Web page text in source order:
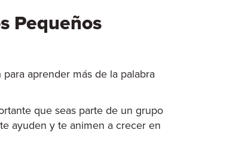
Pequeños
aprender más de la palabra
que seas parte de un grupo
ayuden y te animen a crecer en